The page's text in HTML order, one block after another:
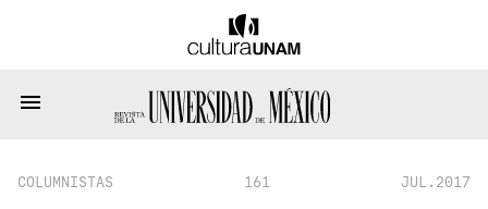
COLUMNISTAS 161 JUL.2017